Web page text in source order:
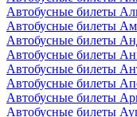
Автобусные билеты
Автобусные билеты
Автобусные билеты
Автобусные билеты
Автобусные билеты
Автобусные билеты
Автобусные билеты
Автобусные билеты